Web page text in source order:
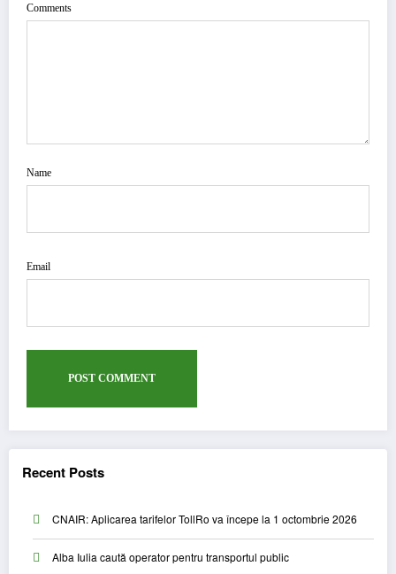
Comments
Name
Email
Recent Posts
CNAIR: Aplicarea tarifelor TollRo va începe la 1 octombrie 2026
Alba Iulia caută operator pentru transportul public